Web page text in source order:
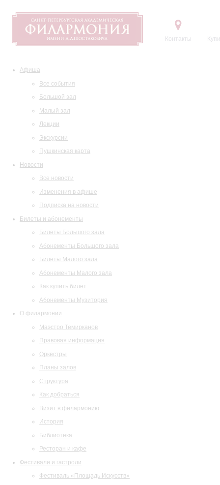
Контакты
Афиша
Все события
Большой зал
Малый зал
Лекции
Экскурсии
Пушкинская карта
Новости
Все новости
Изменения в афише
Подписка на новости
Билеты и абонементы
Билеты Большого зала
Абонементы Большого зала
Билеты Малого зала
Абонементы Малого зала
Как купить билет
Абонементы Музитория
О филармонии
Маэстро Темирканов
Правовая информация
Оркестры
Планы залов
Структура
Как добраться
Визит в филармонию
История
Библиотека
Ресторан и кафе
Фестивали и гастроли
Фестиваль «Площадь Искусств»